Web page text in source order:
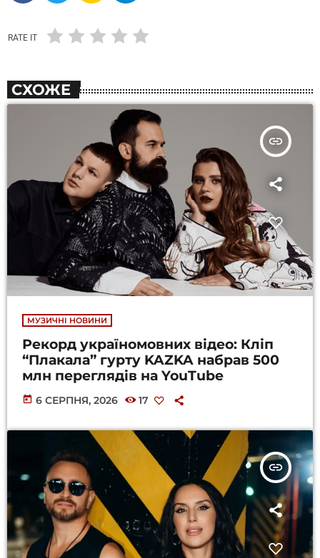
RATE IT
СХОЖЕ
insert_link
МУЗИЧНІ НОВИНИ
Рекорд україномовних відео: Кліп
“Плакала” гурту KAZKA набрав 500
млн переглядів на YouTube
today 6 СЕРПНЯ, 2026 17
insert_link